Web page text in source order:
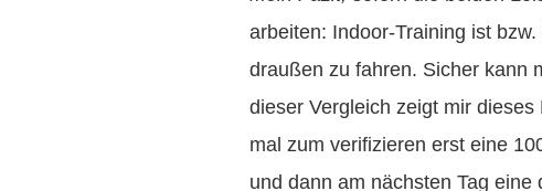
arbeiten: Indoor-Training ist
draußen zu fahren. Sicher kann
dieser Vergleich zeigt mir
mal zum verifizieren erst eine
und dann am nächsten Tag